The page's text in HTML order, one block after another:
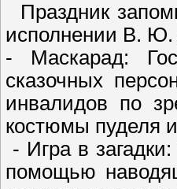
Праздник
исполнении В. Ю.
- Маскарад:
сказочных
инвалидов по
костюмы пуделя и
- Игра в
помощью